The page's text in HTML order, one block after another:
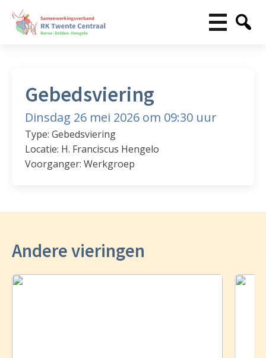
Gebedsviering
Dinsdag 26 mei 2026 om 09:30 uur
Type: Gebedsviering
Locatie: H. Franciscus Hengelo
Voorganger: Werkgroep
Andere vieringen